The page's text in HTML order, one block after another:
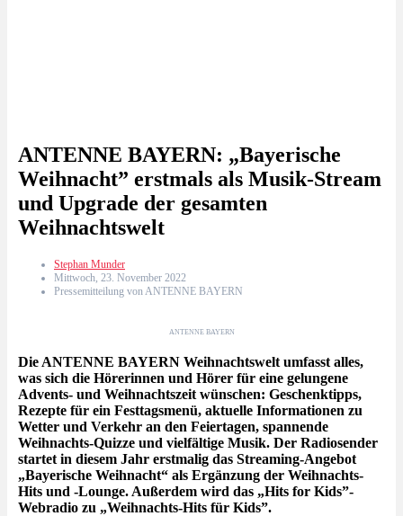
ANTENNE BAYERN: „Bayerische
Weihnacht” erstmals als Musik-Stream
und Upgrade der gesamten
Weihnachtswelt
Stephan Munder
Mittwoch, 23. November 2022
Pressemitteilung von ANTENNE BAYERN
ANTENNE BAYERN
Die ANTENNE BAYERN Weihnachtswelt umfasst alles,
was sich die Hörerinnen und Hörer für eine gelungene
Advents- und Weihnachtszeit wünschen: Geschenktipps,
Rezepte für ein Festtagsmenü, aktuelle Informationen zu
Wetter und Verkehr an den Feiertagen, spannende
Weihnachts-Quizze und vielfältige Musik. Der Radiosender
startet in diesem Jahr erstmalig das Streaming-Angebot
„Bayerische Weihnacht“ als Ergänzung der Weihnachts-
Hits und -Lounge. Außerdem wird das „Hits for Kids”-
Webradio zu „Weihnachts-Hits für Kids”.